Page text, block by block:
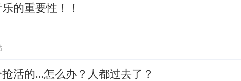
的重要性！！
活的…怎么办？人都过去了？